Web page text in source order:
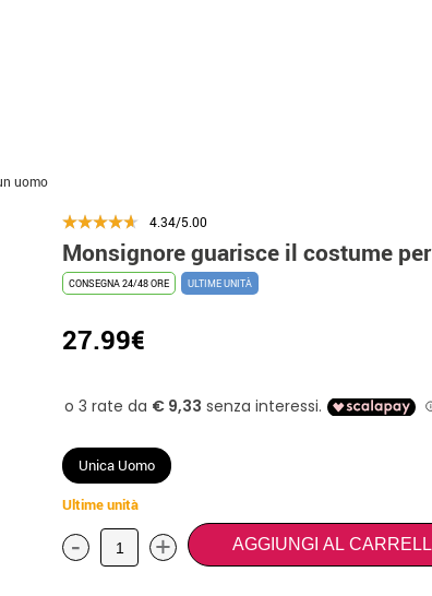
uomo
4.34/5.00
Monsignore guarisce il costume
CONSEGNA 24/48 ORE ULTIME UNITÀ
27.99€
Unica Uomo
Ultime unità
- + AGGIUNGI AL